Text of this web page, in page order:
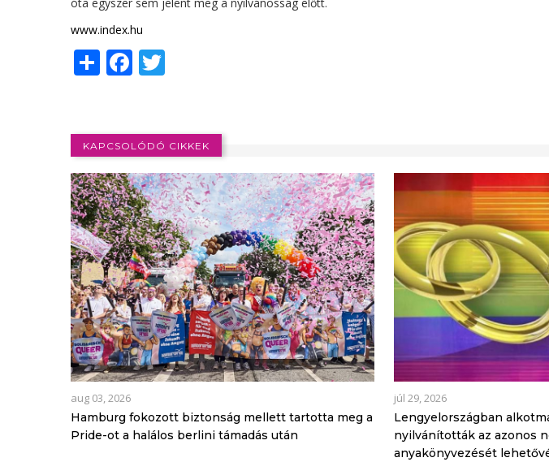
www.index.hu
ShareFacebook
KAPCSOLÓDÓ CIKKEK
aug 03, 2026
Hamburg fokozott biztonság mellett tartotta meg a
Pride-ot a halálos berlini támadás után
júl 29, 2026
Lengyelországban
nyilvánították az azonos
anyakönyvezését